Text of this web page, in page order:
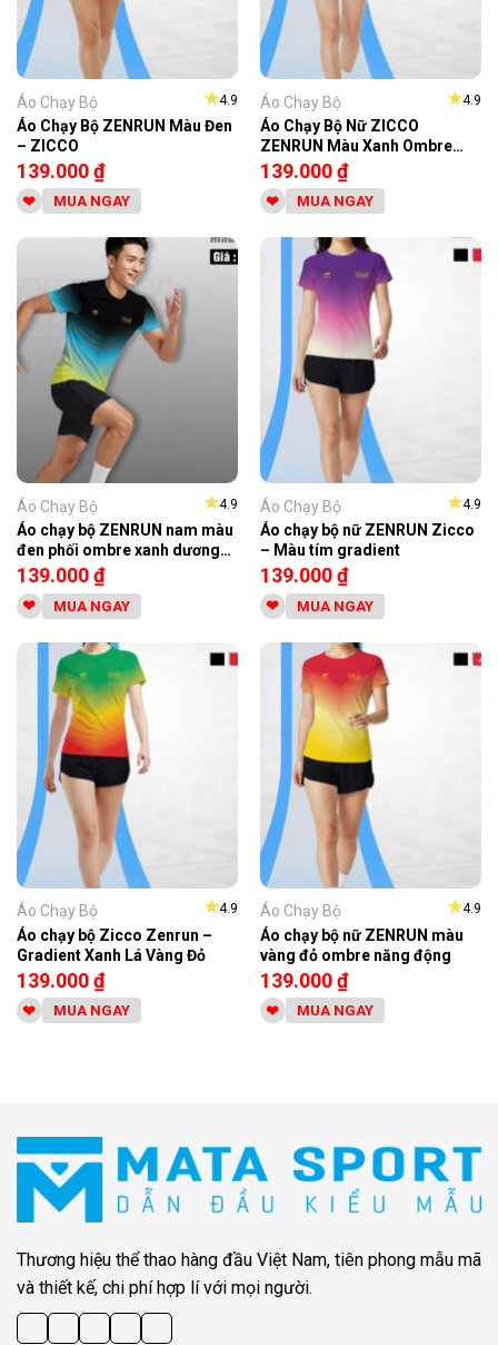
★4.9
Áo Chạy Bộ
Áo Chạy Bộ ZENRUN Màu Đen
– ZICCO
139.000₫
MUA NGAY
★4.9
Áo Chạy Bộ
Áo Chạy Bộ Nữ ZICCO
ZENRUN Màu Xanh Ombre
Năng Động
139.000₫
MUA NGAY
★4.9
Áo Chạy Bộ
Áo chạy bộ ZENRUN nam màu
đen phối ombre xanh dương
vàng chanh
139.000₫
MUA NGAY
★4.9
Áo Chạy Bộ
Áo chạy bộ nữ ZENRUN Zicco
– Màu tím gradient
139.000₫
MUA NGAY
★4.9
Áo Chạy Bộ
Áo chạy bộ Zicco Zenrun –
Gradient Xanh Lá Vàng Đỏ
139.000₫
MUA NGAY
★4.9
Áo Chạy Bộ
Áo chạy bộ nữ ZENRUN màu
vàng đỏ ombre năng động
139.000₫
MUA NGAY
Thương hiệu thể thao hàng đầu Việt Nam, tiên phong mẫu mã
và thiết kế, chi phí hợp lí với mọi người.